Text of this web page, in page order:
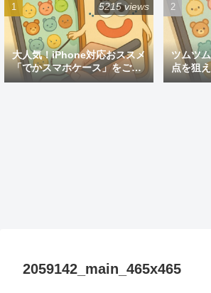
大人気！iPhone対応おススメ
「でかスマホケース」をご紹
介
5215 views
ツムツ
点を狙
ン
2059142_main_465x465